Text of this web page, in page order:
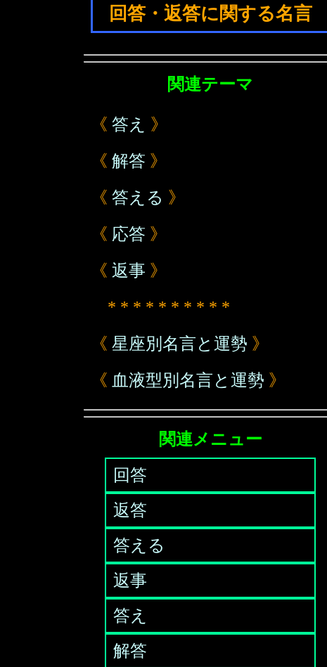
回答・返答に関する名言
関連テーマ
《 答え
》
《 解答 》
《 答える 》
《 応答 》
《 返事 》
* * * * * * * * * *
《 星座別名言と運勢 》
《 血液型別名言と運勢 》
関連メニュー
回答
返答
答える
返事
答え
解答